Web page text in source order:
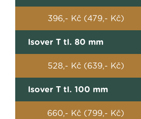
396,- Kč (479,- Kč)
Isover T tl. 80 mm
528,- Kč (639,- Kč)
Isover T tl. 100 mm
660,- Kč (799,- Kč)